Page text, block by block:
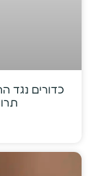
כדורים נגד